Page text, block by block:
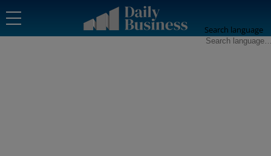
Search language